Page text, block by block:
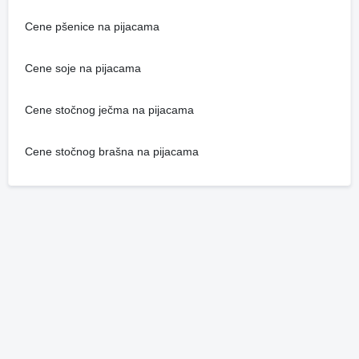
Cene pšenice na pijacama
Cene soje na pijacama
Cene stočnog ječma na pijacama
Cene stočnog brašna na pijacama